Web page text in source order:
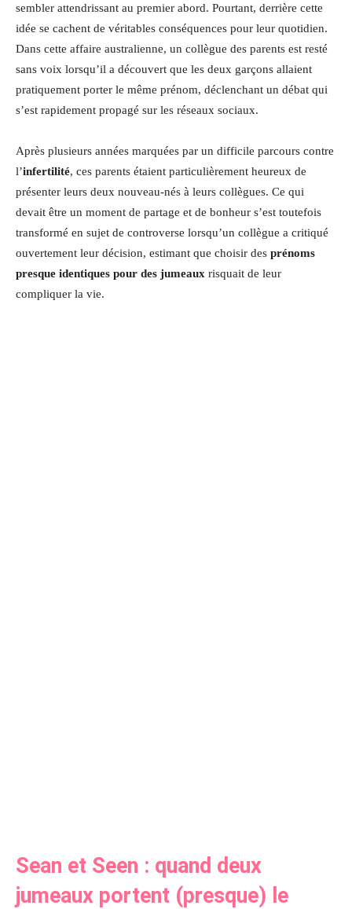
sembler attendrissant au premier abord. Pourtant, derrière cette
idée se cachent de véritables conséquences pour leur quotidien.
Dans cette affaire australienne, un collègue des parents est resté
sans voix lorsqu’il a découvert que les deux garçons allaient
pratiquement porter le même prénom, déclenchant un débat qui
s’est rapidement propagé sur les réseaux sociaux.
Après plusieurs années marquées par un difficile parcours contre
l’infertilité, ces parents étaient particulièrement heureux de
présenter leurs deux nouveau-nés à leurs collègues. Ce qui
devait être un moment de partage et de bonheur s’est toutefois
transformé en sujet de controverse lorsqu’un collègue a critiqué
ouvertement leur décision, estimant que choisir des prénoms
presque identiques pour des jumeaux risquait de leur
compliquer la vie.
Sean et Seen : quand deux
jumeaux portent (presque) le